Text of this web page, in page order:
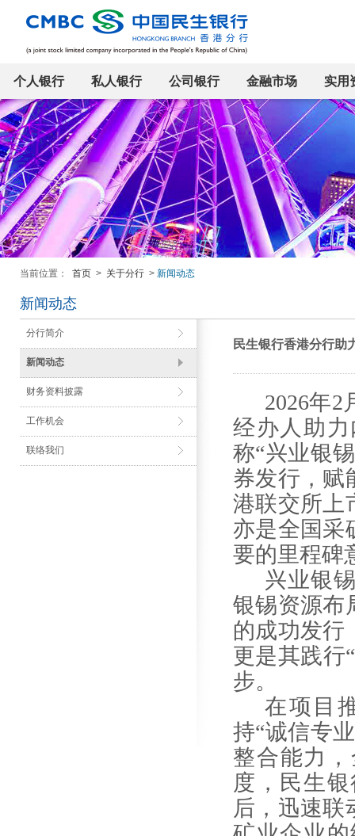
个人银行 私人银行 公司银行 金融市场 实用
当前位置： 首页 > 关于分行 > 新闻动态
新闻动态
分行简介
新闻动态
财务资料披露
工作机会
联络我们
民生银行香港分行助
2026年2
经办人助
称“兴业银
券发行，赋
港联交所上
亦是全国采
要的里程碑
兴业银
银锡资源布
的成功发行
更是其践行
步。
在项目
持“诚信专
整合能力
度， 民生
后，迅速联